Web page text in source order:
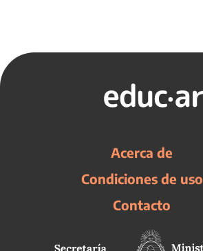
Acerca de
Condiciones de uso
Contacto